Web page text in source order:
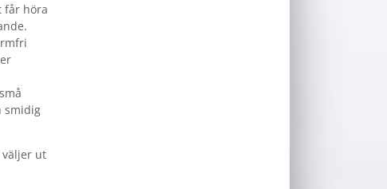
får höra
smidig
väljer ut